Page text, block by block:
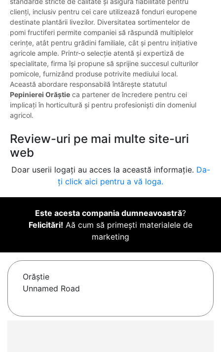
clienți, inclusiv pentru cei care utilizează fonduri europene
destinate plantării livezilor. Diversitatea sortimentelor de
pomi fructiferi permite companiei să răspundă multiplelor
cerințe, atât pentru grădini familiale, cât și pentru inițiative
agricole ample. Printr-o selecție atentă și expertiză de
specialitate, firma își propune să sprijine succesul culturilor
pomicole, furnizând produse potrivite mediului local.
Această abordare responsabilă întărește statutul
Pepinierei Orăștie ca partener de încredere pentru cei
implicați în horticultură și pentru profesioniști din domeniul
agricol.
Review-uri pe mai multe site-uri
web
Doar userii logați au acces la această informație. Da-
ți click aici pentru a vă loga.
Este acesta compania dumneavoastră?
Felicitări! Aă cum să primești materialele de
marketing
Orăştie
Unnamed Road